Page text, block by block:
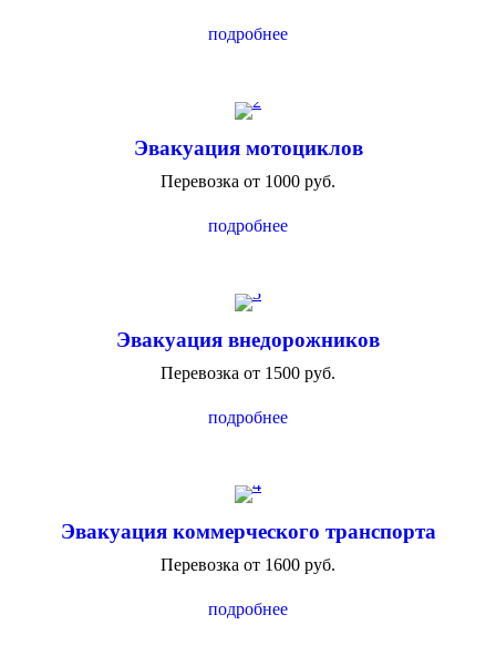
подробнее
Эвакуация мотоциклов
Перевозка от 1000 руб.
подробнее
Эвакуация внедорожников
Перевозка от 1500 руб.
подробнее
Эвакуация коммерческого транспорта
Перевозка от 1600 руб.
подробнее